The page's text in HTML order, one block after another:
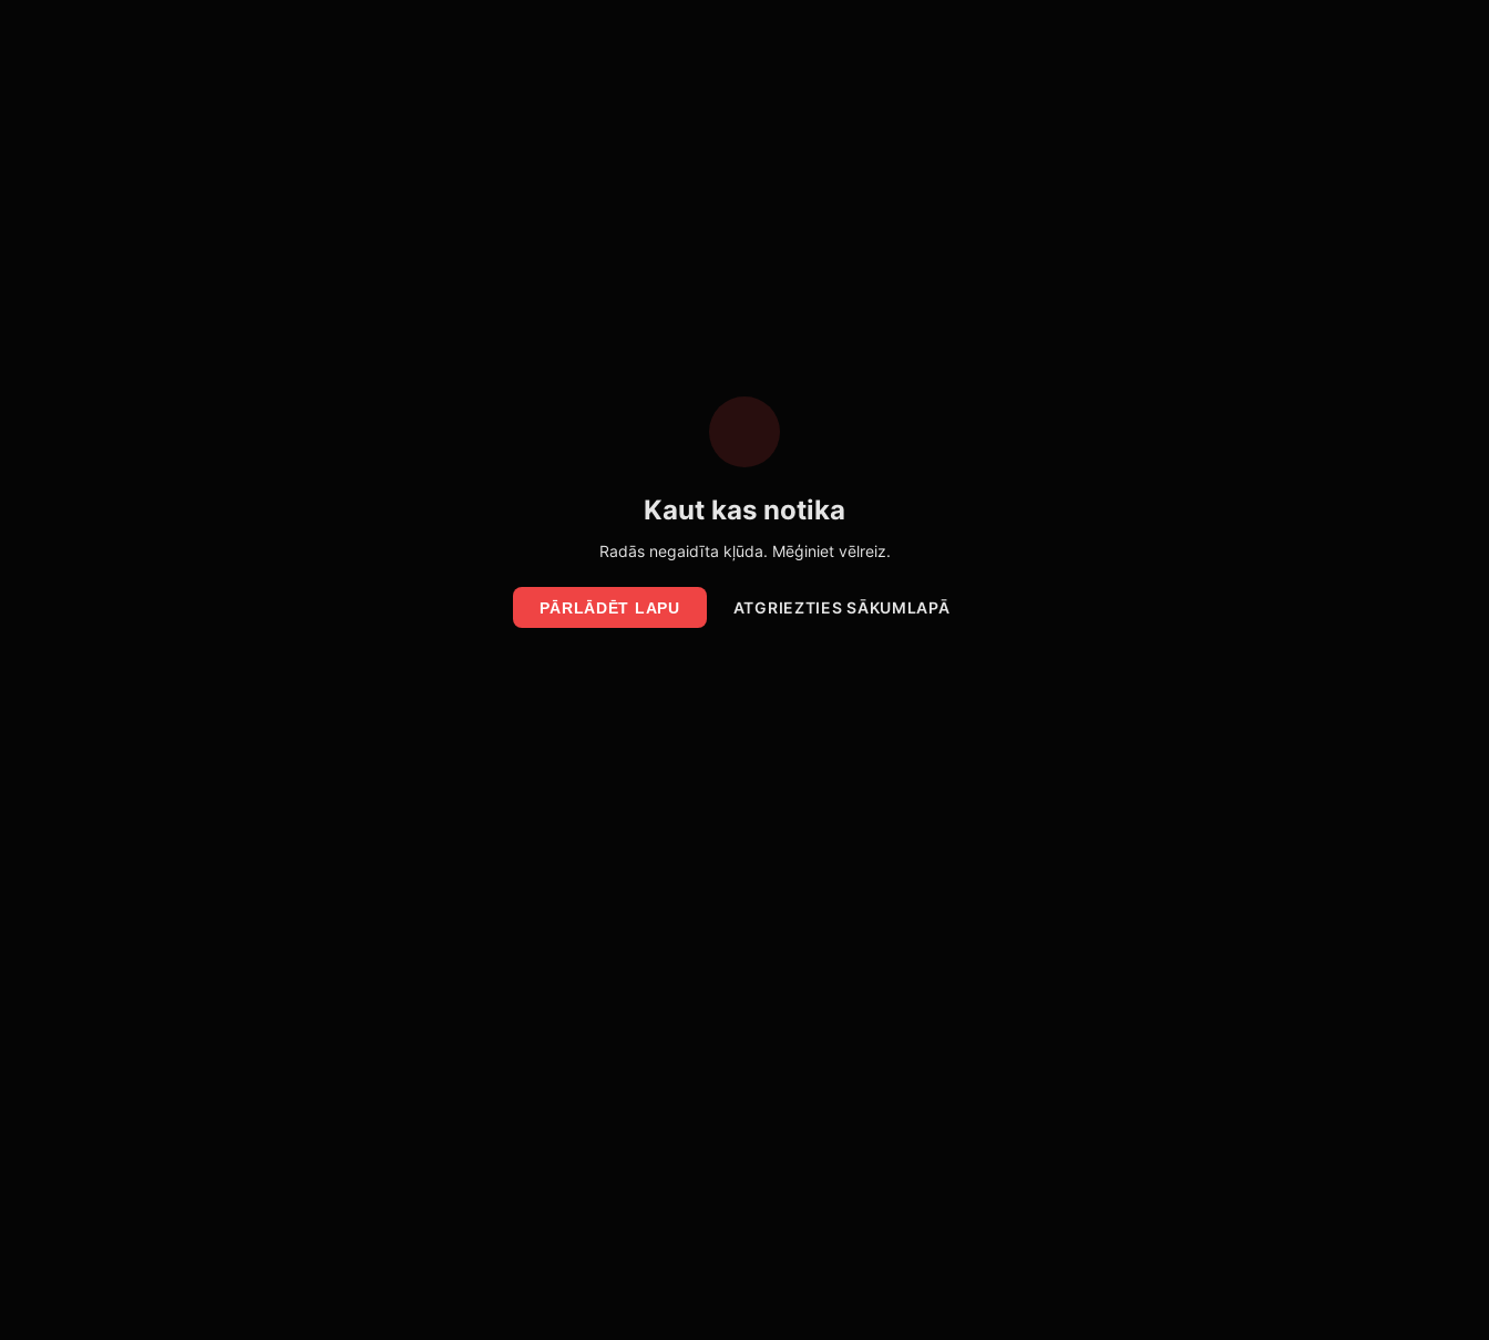
Kaut kas notika
Radās negaidīta kļūda. Mēģiniet vēlreiz.
PĀRLĀDĒT LAPU ATGRIEZTIES SĀKUMLAPĀ